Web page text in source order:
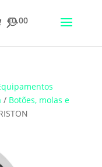
€0.00
/ Botões, molas e